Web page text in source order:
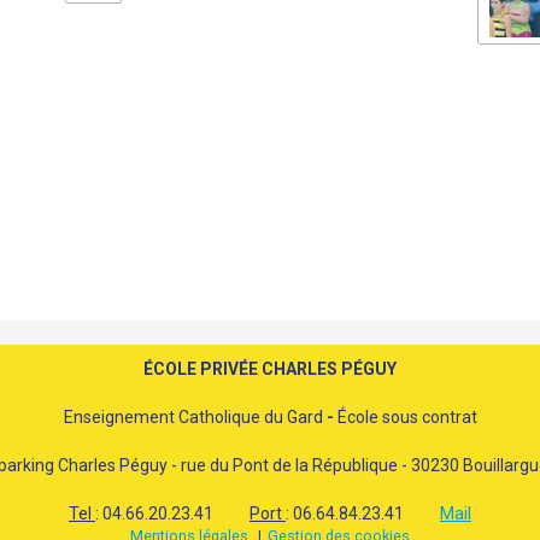
ÉCOLE PRIVÉE CHARLES PÉGUY
Enseignement Catholique du Gard - École sous contrat
Charles Péguy - rue du Pont de la République - 30230
Tel : 04.66.20.23.41 Port: 06.64.84.23.41 Mail
Mentions légales Gestion des cookies